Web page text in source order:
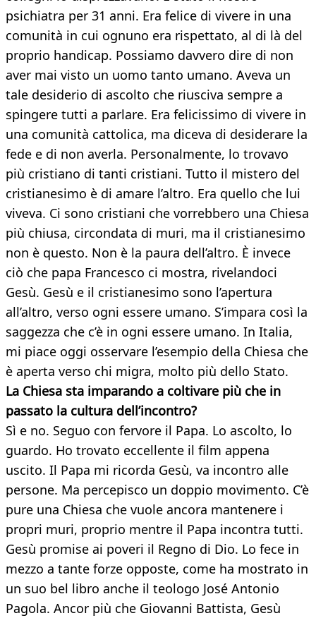
psichiatra per 31 anni. Era felice di vivere in una
comunità in cui ognuno era rispettato, al di là del
proprio handicap. Possiamo davvero dire di non
aver mai visto un uomo tanto umano. Aveva un
tale desiderio di ascolto che riusciva sempre a
spingere tutti a parlare. Era felicissimo di vivere in
una comunità cattolica, ma diceva di desiderare la
fede e di non averla. Personalmente, lo trovavo
più cristiano di tanti cristiani. Tutto il mistero del
cristianesimo è di amare l’altro. Era quello che lui
viveva. Ci sono cristiani che vorrebbero una Chiesa
più chiusa, circondata di muri, ma il cristianesimo
non è questo. Non è la paura dell’altro. È invece
ciò che papa Francesco ci mostra, rivelandoci
Gesù. Gesù e il cristianesimo sono l’apertura
all’altro, verso ogni essere umano. S’impara così la
saggezza che c’è in ogni essere umano. In Italia,
mi piace oggi osservare l’esempio della Chiesa che
è aperta verso chi migra, molto più dello Stato.
La Chiesa sta imparando a coltivare più che in
passato la cultura dell’incontro?
Sì e no. Seguo con fervore il Papa. Lo ascolto, lo
guardo. Ho trovato eccellente il film appena
uscito. Il Papa mi ricorda Gesù, va incontro alle
persone. Ma percepisco un doppio movimento. C’è
pure una Chiesa che vuole ancora mantenere i
propri muri, proprio mentre il Papa incontra tutti.
Gesù promise ai poveri il Regno di Dio. Lo fece in
mezzo a tante forze opposte, come ha mostrato in
un suo bel libro anche il teologo José Antonio
Pagola. Ancor più che Giovanni Battista, Gesù